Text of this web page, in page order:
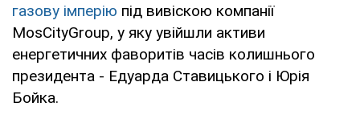
газову імперію під вивіскою компанії
MosCityGroup, у яку увійшли активи
енергетичних фаворитів часів колишнього
президента - Едуарда Ставицького і Юрія
Бойка.